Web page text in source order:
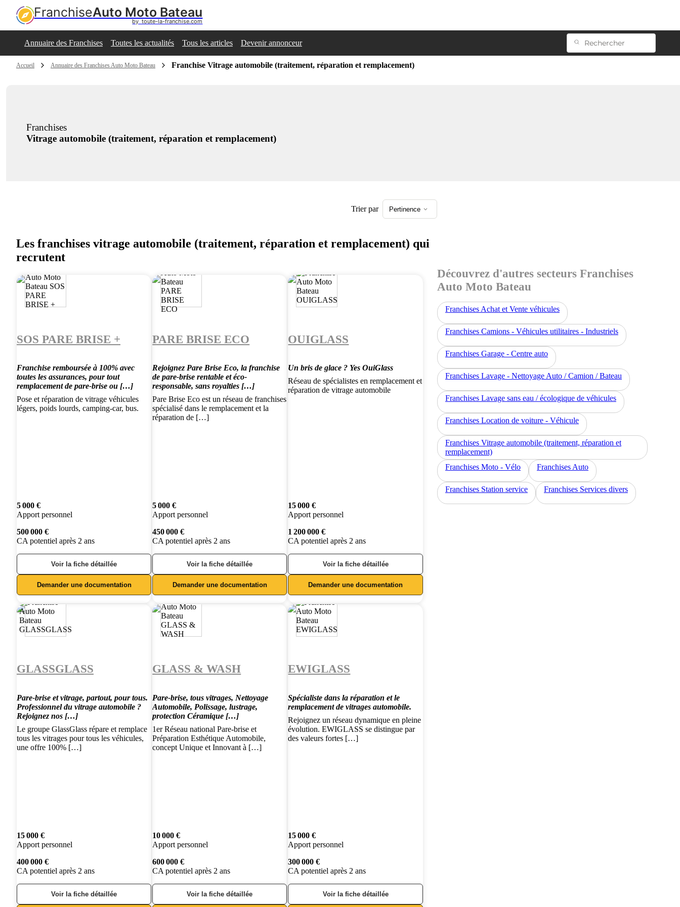
FranchiseAuto Moto Bateau
by  toute-la-franchise.com
Annuaire des Franchises Toutes les actualités Tous les articles Devenir annonceur
Accueil Annuaire des Franchises Auto Moto Bateau Franchise Vitrage automobile (traitement, réparation et remplacement)
Franchises
Vitrage automobile (traitement, réparation et remplacement)
Trier par Pertinence
Les franchises vitrage automobile (traitement, réparation et remplacement) qui
recrutent
SOS PARE BRISE +
Franchise remboursée à 100% avec
toutes les assurances, pour tout
remplacement de pare-brise ou […]
Pose et réparation de vitrage véhicules
légers, poids lourds, camping-car, bus.
5 000 €
Apport personnel
500 000 €
CA potentiel après 2 ans
Voir la fiche détaillée
Demander une documentation
PARE BRISE ECO
Rejoignez Pare Brise Eco, la franchise
de pare-brise rentable et éco-
responsable, sans royalties […]
Pare Brise Eco est un réseau de franchises
spécialisé dans le remplacement et la
réparation de […]
5 000 €
Apport personnel
450 000 €
CA potentiel après 2 ans
Voir la fiche détaillée
Demander une documentation
OUIGLASS
Un bris de glace ? Yes OuiGlass
Réseau de spécialistes en remplacement et
réparation de vitrage automobile
15 000 €
Apport personnel
1 200 000 €
CA potentiel après 2 ans
Voir la fiche détaillée
Demander une documentation
GLASSGLASS
Pare-brise et vitrage, partout, pour tous.
Professionnel du vitrage automobile ?
Rejoignez nos […]
Le groupe GlassGlass répare et remplace
tous les vitrages pour tous les véhicules,
une offre 100% […]
15 000 €
Apport personnel
400 000 €
CA potentiel après 2 ans
Voir la fiche détaillée
GLASS & WASH
Pare-brise, tous vitrages, Nettoyage
Automobile, Polissage, lustrage,
protection Céramique […]
1er Réseau national Pare-brise et
Préparation Esthétique Automobile,
concept Unique et Innovant à […]
10 000 €
Apport personnel
600 000 €
CA potentiel après 2 ans
Voir la fiche détaillée
EWIGLASS
Spécialiste dans la réparation et le
remplacement de vitrages automobile.
Rejoignez un réseau dynamique en pleine
évolution. EWIGLASS se distingue par
des valeurs fortes […]
15 000 €
Apport personnel
300 000 €
CA potentiel après 2 ans
Voir la fiche détaillée
Découvrez d'autres secteurs Franchises
Auto Moto Bateau
Franchises Achat et Vente véhicules
Franchises Camions - Véhicules utilitaires - Industriels
Franchises Garage - Centre auto
Franchises Lavage - Nettoyage Auto / Camion / Bateau
Franchises Lavage sans eau / écologique de véhicules
Franchises Location de voiture - Véhicule
Franchises Vitrage automobile (traitement, réparation et
remplacement)
Franchises Moto - Vélo
Franchises Auto
Franchises Station service Franchises Services divers